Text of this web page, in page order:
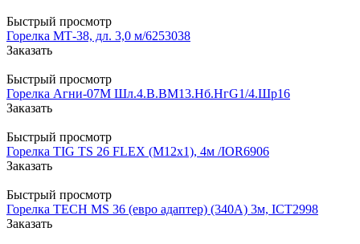
Быстрый просмотр
Горелка МТ-38, дл. 3,0 м/6253038
Заказать
Быстрый просмотр
Горелка Агни-07М Шл.4.В.ВМ13.Нб.НгG1/4.Шр16
Заказать
Быстрый просмотр
Горелка TIG TS 26 FLEX (М12х1), 4м /IOR6906
Заказать
Быстрый просмотр
Горелка TECH MS 36 (евро адаптер) (340А) 3м, ICT2998
Заказать